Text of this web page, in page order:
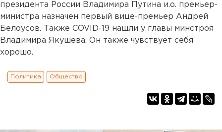
президента России Владимира Путина и.о. премьер-
министра назначен первый вице-премьер Андрей
Белоусов. Также COVID-19 нашли у главы минстроя
Владимира Якушева. Он также чувствует себя
хорошо.
Политика Общество